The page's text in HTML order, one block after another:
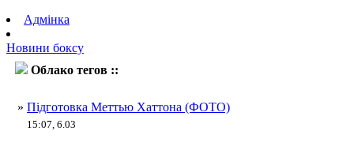
Адмінка
Новини боксу
Облако тегов ::
» Підготовка Меттью Хаттона (ФОТО)
15:07, 6.03